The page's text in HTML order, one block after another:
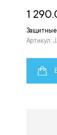
Артикул:
1